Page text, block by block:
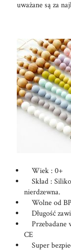
uważane są za
Wiek : 0+
Skład :
nierdzewna.
Wolne od
Długość
Przebadane
CE
Super